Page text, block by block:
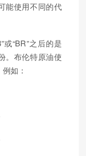
能使用不同的代
“BR”之后的是
。布伦特原油使
如：